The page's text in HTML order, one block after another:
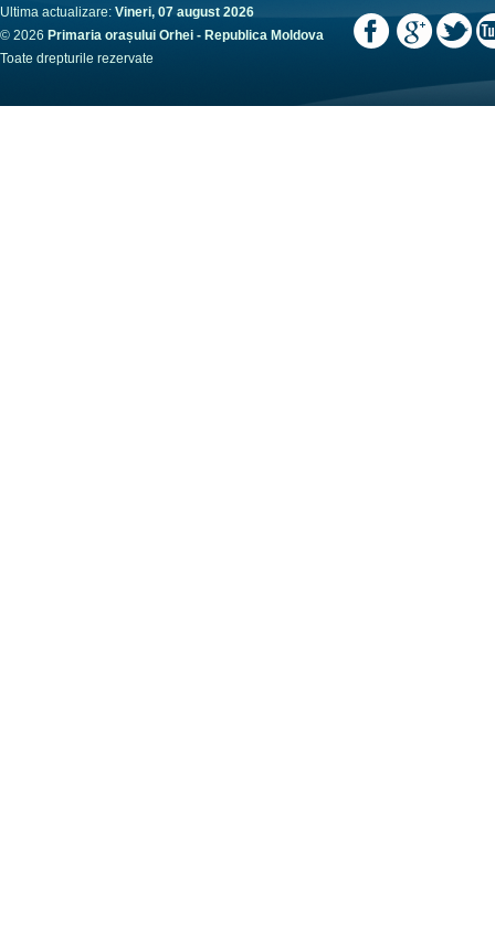
Ultima actualizare: Vineri, 07 august 2026
© 2026 Primaria orașului Orhei - Republica Moldova
Toate drepturile rezervate